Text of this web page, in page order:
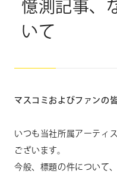
憶測記事、
いて
マスコミおよびファンの
いつも当社所属アーティ
ございます。
今般、標題の件について